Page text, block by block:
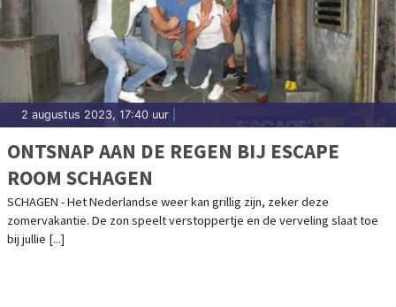
2 augustus 2023, 17:40 uur
ONTSNAP AAN DE REGEN BIJ ESCAPE
ROOM SCHAGEN
SCHAGEN - Het Nederlandse weer kan grillig zijn, zeker deze
zomervakantie. De zon speelt verstoppertje en de verveling slaat toe
bij jullie [...]